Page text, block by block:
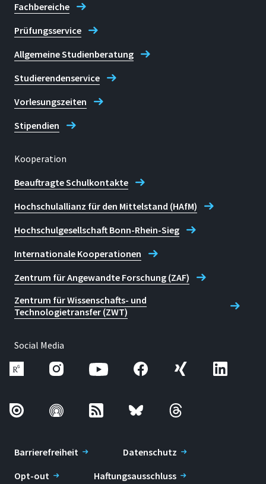
Fachbereiche
Prüfungsservice
Allgemeine Studienberatung
Studierendenservice
Vorlesungszeiten
Stipendien
Kooperation
Beauftragte Schulkontakte
Hochschulallianz für den Mittelstand (HAfM)
Hochschulgesellschaft Bonn-Rhein-Sieg
Internationale Kooperationen
Zentrum für Angewandte Forschung (ZAF)
Zentrum für Wissenschafts- und
Technologietransfer (ZWT)
Social Media
Barrierefreiheit
Datenschutz
Opt-out
Haftungsausschluss